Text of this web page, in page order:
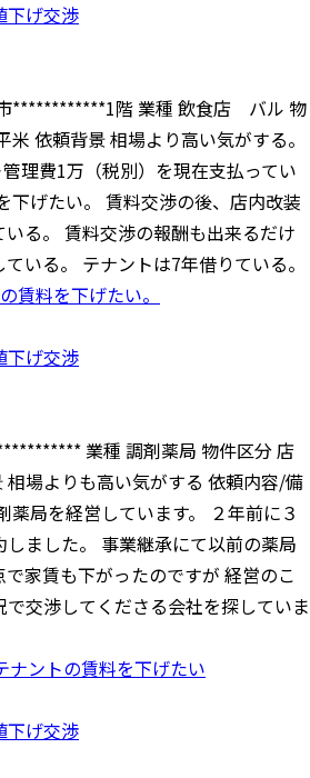
下げ交渉
************1階 業種 飲食店 バル 物
依頼背景 相場より高い気がする。
理費1万（税別）を現在支払ってい
下げたい。 賃料交渉の後、店内改装
る。 賃料交渉の報酬も出来るだけ
いる。 テナントは7年借りている。
賃料を下げたい。
下げ交渉
業種 調剤薬局 物件区分 店
相場よりも高い気がする 依頼内容/備
薬局を経営しています。 ２年前に３
しました。 事業継承にて以前の薬局
家賃も下がったのですが 経営のこ
交渉してくださる会社を探していま
ナントの賃料を下げたい
下げ交渉